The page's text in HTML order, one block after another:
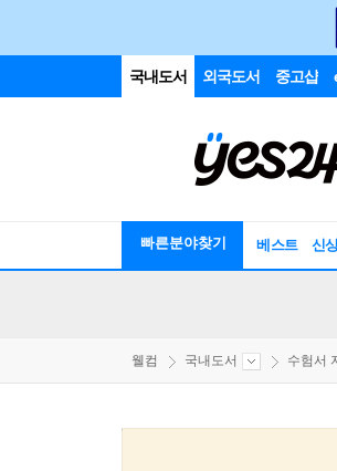
국내도서 외국도서 중고샵
빠른분야찾기 베스트 신
웰컴 국내도서 수험서